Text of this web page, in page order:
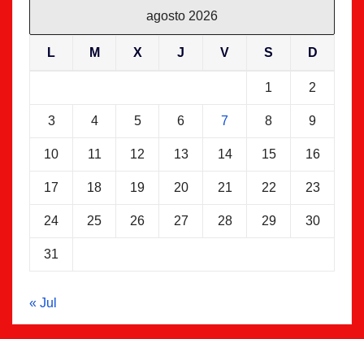
agosto 2026
L M X J V S D
1 2
3 4 5 6 7 8 9
10 11 12 13 14 15 16
17 18 19 20 21 22 23
24 25 26 27 28 29 30
31
« Jul